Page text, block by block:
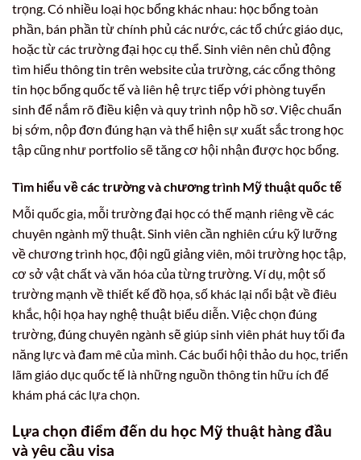
trọng. Có nhiều loại học bổng khác nhau: học bổng toàn
phần, bán phần từ chính phủ các nước, các tổ chức giáo dục,
hoặc từ các trường đại học cụ thể. Sinh viên nên chủ động
tìm hiểu thông tin trên website của trường, các cổng thông
tin học bổng quốc tế và liên hệ trực tiếp với phòng tuyển
sinh để nắm rõ điều kiện và quy trình nộp hồ sơ. Việc chuẩn
bị sớm, nộp đơn đúng hạn và thể hiện sự xuất sắc trong học
tập cũng như portfolio sẽ tăng cơ hội nhận được học bổng.
Tìm hiểu về các trường và chương trình Mỹ thuật quốc tế
Mỗi quốc gia, mỗi trường đại học có thế mạnh riêng về các
chuyên ngành mỹ thuật. Sinh viên cần nghiên cứu kỹ lưỡng
về chương trình học, đội ngũ giảng viên, môi trường học tập,
cơ sở vật chất và văn hóa của từng trường. Ví dụ, một số
trường mạnh về thiết kế đồ họa, số khác lại nổi bật về điêu
khắc, hội họa hay nghệ thuật biểu diễn. Việc chọn đúng
trường, đúng chuyên ngành sẽ giúp sinh viên phát huy tối đa
năng lực và đam mê của mình. Các buổi hội thảo du học, triển
lãm giáo dục quốc tế là những nguồn thông tin hữu ích để
khám phá các lựa chọn.
Lựa chọn điểm đến du học Mỹ thuật hàng đầu
và yêu cầu visa